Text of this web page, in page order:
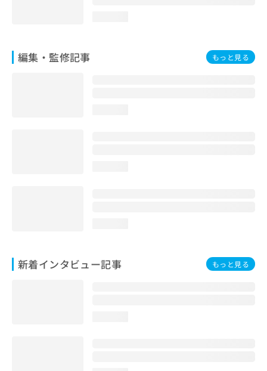
編集・監修記事 もっと見る
新着インタビュー記事 もっと見る